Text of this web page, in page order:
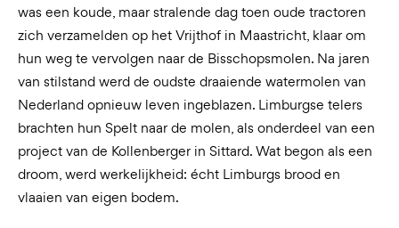
was een koude, maar stralende dag toen oude tractoren
zich verzamelden op het Vrijthof in Maastricht, klaar om
hun weg te vervolgen naar de Bisschopsmolen. Na jaren
van stilstand werd de oudste draaiende watermolen van
Nederland opnieuw leven ingeblazen. Limburgse telers
brachten hun Spelt naar de molen, als onderdeel van een
project van de Kollenberger in Sittard. Wat begon als een
droom, werd werkelijkheid: écht Limburgs brood en
vlaaien van eigen bodem.